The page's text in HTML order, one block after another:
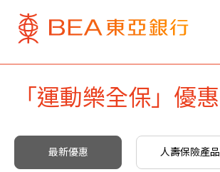
「運動樂全保」優惠
最新優惠 人壽保險產品